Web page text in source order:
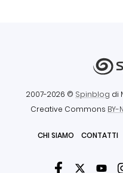
2007-2026 © Spinblog di
Creative Commons BY-
CHI SIAMO CONTATTI